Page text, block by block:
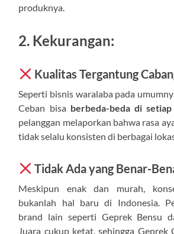
produknya.
2. Kekurangan:
Kualitas Tergantung
Seperti bisnis waralaba pada
Ceban bisa berbeda-beda di
pelanggan melaporkan bahwa rasa
tidak selalu konsisten di berbagai
Tidak Ada yang Benar-
Meskipun enak dan murah,
bukanlah hal baru di Indonesia.
brand lain seperti Geprek Bensu
Juara cukup ketat, sehingga Geprek